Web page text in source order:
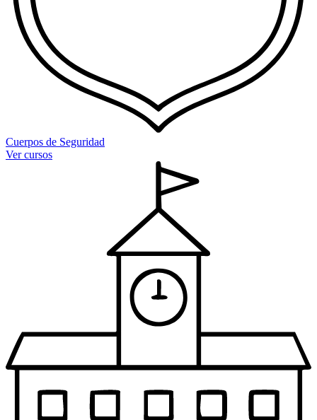
Cuerpos de Seguridad
Ver cursos